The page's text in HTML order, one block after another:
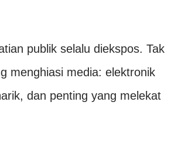
publik selalu diekspos. Tak
menghiasi media: elektronik
dan penting yang melekat